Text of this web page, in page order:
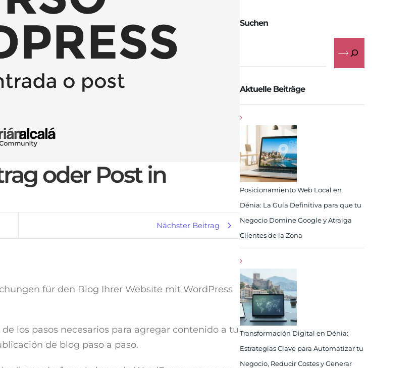
oder Post in
Nächster Beitrag
für den Blog Ihrer Website mit WordPress
los pasos necesarios para agregar contenido a tu
de blog paso a paso.
Suchen
Aktuelle Beiträge
Posicionamiento Web Local en
Dénia: La Guía Definitiva para que tu
Negocio Domine Google y Atraiga
Clientes de la Zona
Transformación Digital en Dénia:
Estrategias Clave para Automatizar tu
Negocio, Reducir Costes y Generar